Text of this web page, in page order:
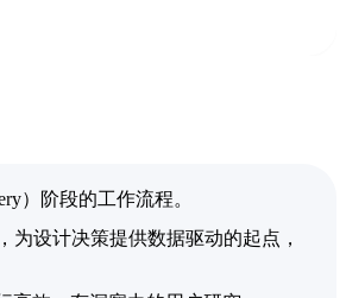
）阶段的工作流程。
设计决策提供数据驱动的起点，